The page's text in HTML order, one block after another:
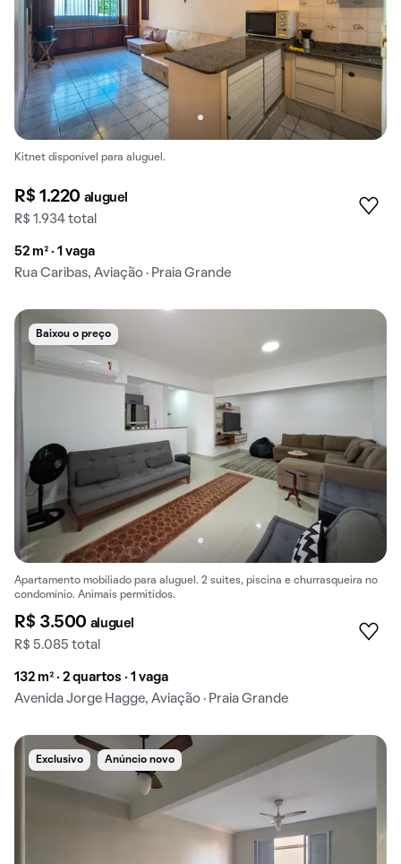
Kitnet disponível para aluguel.
R$ 1.220 aluguel
R$ 1.934 total
52 m² · 1 vaga
Rua Caribas, Aviação · Praia Grande
Baixou o preço
Apartamento mobiliado para aluguel. 2 suítes, piscina e churrasqueira no
condomínio. Animais permitidos.
R$ 3.500 aluguel
R$ 5.085 total
132 m² · 2 quartos · 1 vaga
Avenida Jorge Hagge, Aviação · Praia Grande
Exclusivo Anúncio novo